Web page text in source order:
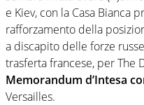
e Kiev, con la Casa Bianca
rafforzamento della
a discapito delle forze
trasferta francese, per The
Memorandum d’Intesa
Versailles.